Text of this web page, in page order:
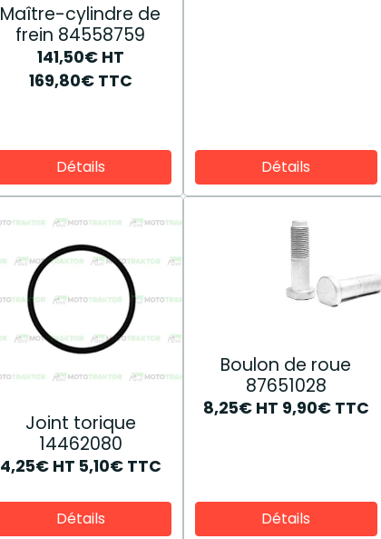
Maître-cylindre de
frein 84558759
141,50€ HT
169,80€ TTC
Détails Détails
Joint torique
14462080
4,25€ HT 5,10€ TTC
Détails
Boulon de roue
87651028
8,25€ HT 9,90€ TTC
Détails